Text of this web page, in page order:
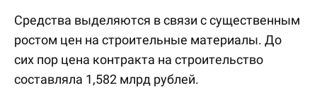
Средства выделяются в связи с существенным
ростом цен на строительные материалы. До
сих пор цена контракта на строительство
составляла 1,582 млрд рублей.